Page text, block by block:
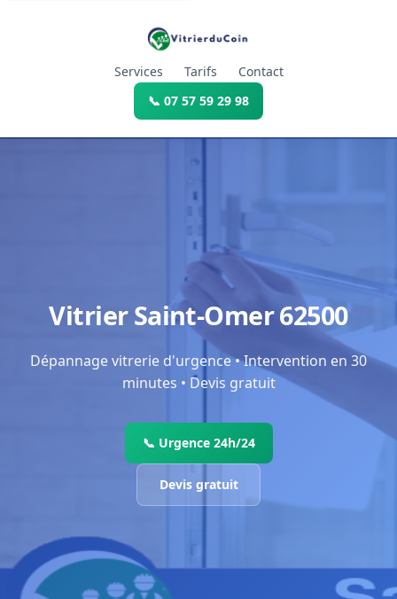
Services Tarifs
Contact
📞 07 57 59 29 98
Vitrier Saint-Omer 62500
Dépannage vitrerie d'urgence • Intervention en 30
minutes • Devis gratuit
📞 Urgence 24h/24
Devis gratuit